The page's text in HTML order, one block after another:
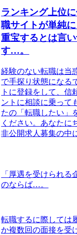
ランキング上位
職サイトが単純
重宝するとは言
す…。
経験のない転職は当
で手探り状態になる
トに登録をして、信
ントに相談に乗って
たの「転職したい」
ください。あなたに
非公開求人募集の中
「厚遇を受けられる
のならば…。
転職するに際しては
か複数回の面接を受